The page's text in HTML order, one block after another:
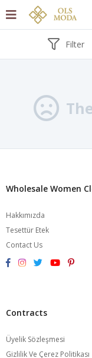
Filter
Wholesale Women
Hakkımızda
Tesettür Etek
Contact Us
Contracts
Üyelik Sözleşmesi
Gizlilik Ve Çerez Politikası